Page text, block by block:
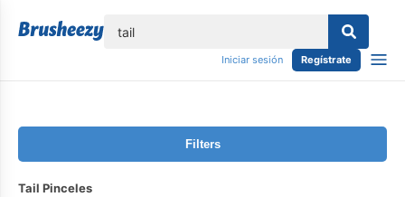
Iniciar sesión Regístrate
Filters
Tail Pinceles